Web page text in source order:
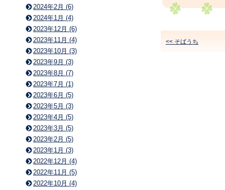
<< そばうち
2024年2月 (6)
2024年1月 (4)
2023年12月 (6)
2023年11月 (4)
2023年10月 (3)
2023年9月 (3)
2023年8月 (7)
2023年7月 (1)
2023年6月 (5)
2023年5月 (3)
2023年4月 (5)
2023年3月 (5)
2023年2月 (5)
2023年1月 (3)
2022年12月 (4)
2022年11月 (5)
2022年10月 (4)